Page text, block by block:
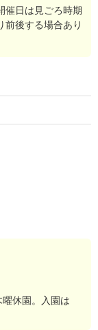
催日は見ごろ時期
前後する場合あり
休園。入園は